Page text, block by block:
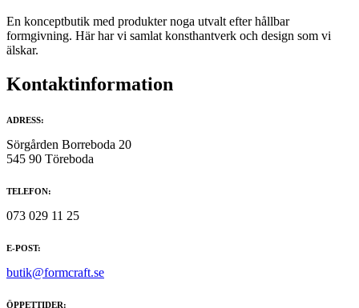
En konceptbutik med produkter noga utvalt efter hållbar
formgivning. Här har vi samlat konsthantverk och design som vi
älskar.
Kontaktinformation
ADRESS:
Sörgården Borreboda 20
545 90 Töreboda
TELEFON:
073 029 11 25
E-POST:
butik@formcraft.se
ÖPPETTIDER: